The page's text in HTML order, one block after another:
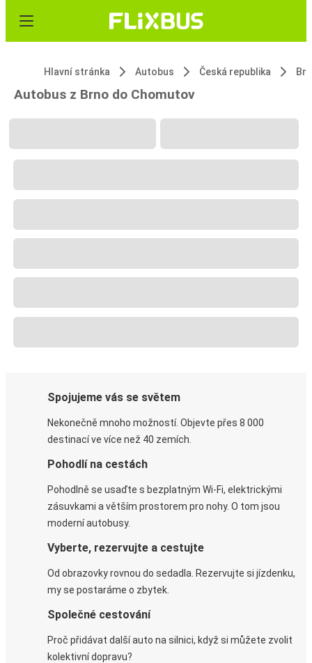
Hlavní stránka Autobus Česká republika
Autobus z Brno do Chomutov
Spojujeme vás se světem
Nekonečně mnoho možností. Objevte přes 8 000
destinací ve více než 40 zemích.
Pohodlí na cestách
Pohodlně se usaďte s bezplatným Wi-Fi, elektrickými
zásuvkami a větším prostorem pro nohy. O tom jsou
moderní autobusy.
Vyberte, rezervujte a cestujte
Od obrazovky rovnou do sedadla. Rezervujte si jízdenku,
my se postaráme o zbytek.
Společné cestování
Proč přidávat další auto na silnici, když si můžete zvolit
kolektivní dopravu?